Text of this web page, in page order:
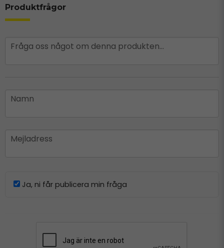
Produktfrågor
question
Fråga oss något om denna produkten...
name
Namn
email
Mejladress
Ja, ni får publicera min fråga